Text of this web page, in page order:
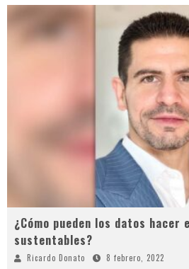
¿Cómo pueden los datos hacer
sustentables?
Ricardo Donato
8 febrero, 2022